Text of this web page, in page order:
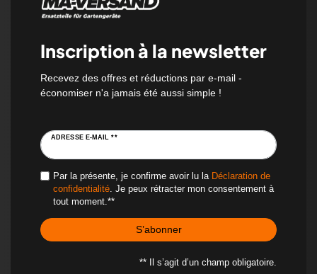
Inscription à la newsletter
Recevez des offres et réductions par e-mail -
économiser n'a jamais été aussi simple !
ADRESSE E-MAIL **
Par la présente, je confirme avoir lu la Déclaration de
confidentialité. Je peux rétracter mon consentement à
tout moment.**
S’abonner
** Il s’agit d’un champ obligatoire.